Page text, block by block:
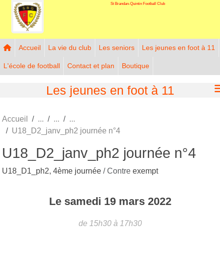
St Brandan-Quintin Football Club
Accueil La vie du club Les seniors Les jeunes en foot à 11
L'école de football Contact et plan Boutique
Les jeunes en foot à 11
Accueil
U18_D2_janv_ph2 journée n°4
U18_D2_janv_ph2 journée n°4
U18_D1_ph2, 4ème journée / Contre exempt
Le samedi 19 mars 2022
de 15h30 à 17h30
Panneau de gestion des cookies